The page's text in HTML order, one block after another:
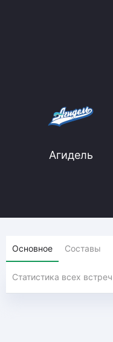
Агидель
Основное Составы
Статистика всех встреч